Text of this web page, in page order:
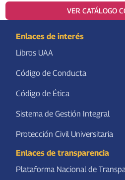
VER CATÁLOGO
Enlaces de interés
Libros UAA
Código de Conducta
Código de Ética
Sistema de Gestión Integral
Protección Civil Universitaria
Enlaces de transparencia
Plataforma Nacional de